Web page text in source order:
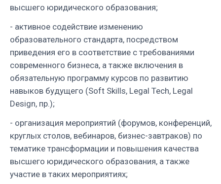
высшего юридического образования;
- активное содействие изменению
образовательного стандарта, посредством
приведения его в соответствие с требованиями
современного бизнеса, а также включения в
обязательную программу курсов по развитию
навыков будущего (Soft Skills, Legal Tech, Legal
Design, пр.);
- организация мероприятий (форумов, конференций,
круглых столов, вебинаров, бизнес-завтраков) по
тематике трансформации и повышения качества
высшего юридического образования, а также
участие в таких мероприятиях;